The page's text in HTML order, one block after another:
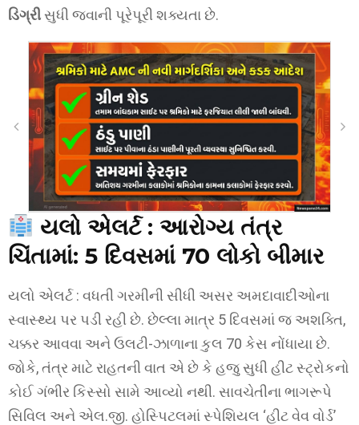
ડિગ્રીસુધી જવાની પૂરેપૂરી શક્યતા છે.
યલો એલર્ટ : આરોગ્ય તંત્ર
ચિંતામાં: 5 દિવસમાં 70 લોકો બીમાર
યલો એલર્ટ : વધતી ગરમીની સીધી અસર અમદાવાદીઓના
સ્વાસ્થ્ય પર પડી રહી છે. છેલ્લા માત્ર 5 દિવસમાં જ અશક્તિ,
ચક્કર આવવા અને ઉલટી-ઝાળાના કુલ 70 કેસ નોંધાયા છે.
જોકે, તંત્ર માટે રાહતની વાત એ છે કે હજુ સુધી હીટ સ્ટ્રોકનો
કોઈ ગંભીર કિસ્સો સામે આવ્યો નથી. સાવચેતીના ભાગરૂપે
સિવિલ અને એલ.જી. હોસ્પિટલમાં સ્પેશિયલ ‘હીટ વેવ વોર્ડ’